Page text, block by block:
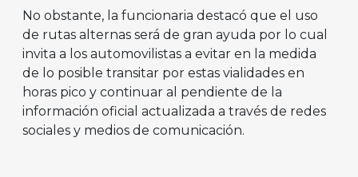
No obstante, la funcionaria destacó que el uso
de rutas alternas será de gran ayuda por lo cual
invita a los automovilistas a evitar en la medida
de lo posible transitar por estas vialidades en
horas pico y continuar al pendiente de la
información oficial actualizada a través de redes
sociales y medios de comunicación.